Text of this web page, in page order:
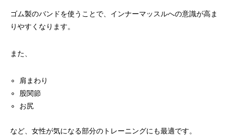
ゴム製のバンドを使うことで、インナーマッスルへの意識が高ま
りやすくなります。
また、
肩まわり
股関節
お尻
など、女性が気になる部分のトレーニングにも最適です。